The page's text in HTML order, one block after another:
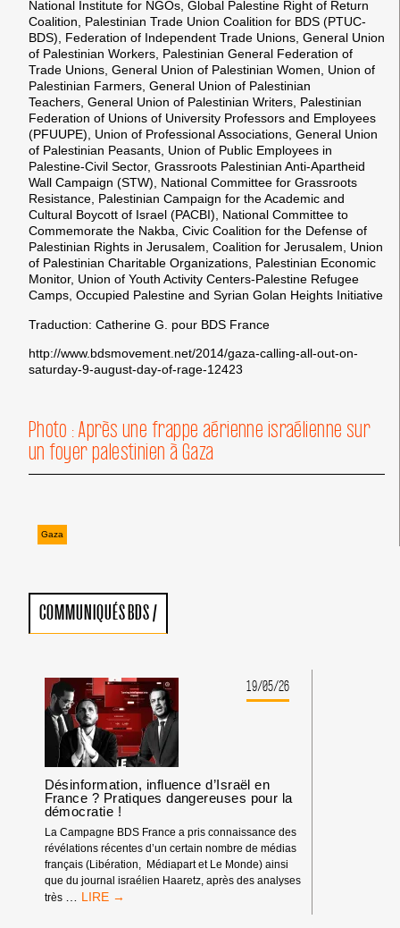
National Institute for NGOs, Global Palestine Right of Return
Coalition, Palestinian Trade Union Coalition for BDS (PTUC-
BDS), Federation of Independent Trade Unions, General Union
of Palestinian Workers, Palestinian General Federation of
Trade Unions, General Union of Palestinian Women, Union of
Palestinian Farmers, General Union of Palestinian
Teachers, General Union of Palestinian Writers, Palestinian
Federation of Unions of University Professors and Employees
(PFUUPE), Union of Professional Associations, General Union
of Palestinian Peasants, Union of Public Employees in
Palestine-Civil Sector, Grassroots Palestinian Anti-Apartheid
Wall Campaign (STW), National Committee for Grassroots
Resistance, Palestinian Campaign for the Academic and
Cultural Boycott of Israel (PACBI), National Committee to
Commemorate the Nakba, Civic Coalition for the Defense of
Palestinian Rights in Jerusalem, Coalition for Jerusalem, Union
of Palestinian Charitable Organizations, Palestinian Economic
Monitor, Union of Youth Activity Centers-Palestine Refugee
Camps, Occupied Palestine and Syrian Golan Heights Initiative
Traduction: Catherine G. pour BDS France
http://www.bdsmovement.net/2014/gaza-calling-all-out-on-
saturday-9-august-day-of-rage-12423
Photo : Après une frappe aérienne israélienne sur
un foyer palestinien à Gaza
Gaza
COMMUNIQUÉS BDS/
19/05/26
Désinformation, influence d’Israël en
France ? Pratiques dangereuses pour la
démocratie !
La Campagne BDS France a pris connaissance des
révélations récentes d’un certain nombre de médias
français (Libération, Médiapart et Le Monde) ainsi
que du journal israélien Haaretz, après des analyses
très … DÉSINFORMATION,